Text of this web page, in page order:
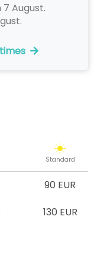
August.
Standard
90 EUR
130 EUR